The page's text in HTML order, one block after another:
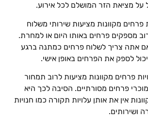
מציאת הזר המושלם לכל אירוע.
פרחים מקוונות מציעות שירותי משלוח
מספקים פרחים באותו היום או למחרת.
אתה צריך לשלוח פרחים כמתנה ברגע
לספק את הפרחים באופן אישי.
פרחים מקוונות מציעות לרוב תמחור
פרחים מסורתיים. הסיבה לכך היא
אין את אותן עלויות תקורה כמו חנויות
ושירותים.